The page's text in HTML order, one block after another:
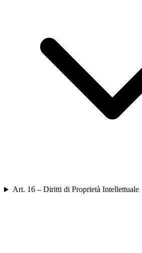
Art. 16 – Diritti di Proprietà Intellettuale